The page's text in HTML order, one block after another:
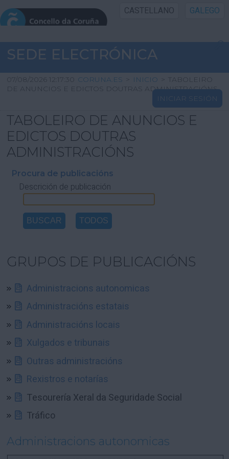
CASTELLANO GALEGO
INICIO SEDE
INICIO
INFORMACIÓN PÚBLICA
CARTAFOL CIDADÁN
UTILIDADES
AXUDA
SEDE ELECTRÓNICA
07/08/2026 12:17:30 CORUNA.ES > INICIO > TABOLEIRO
DE ANUNCIOS E EDICTOS DOUTRAS ADMINISTRACIÓNS
INICIAR SESIÓN
TABOLEIRO DE ANUNCIOS E
EDICTOS DOUTRAS
ADMINISTRACIÓNS
Procura de publicacións
Descrición de publicación
GRUPOS DE PUBLICACIÓNS
Administracions autonomicas
Administracións estatais
Administracións locais
Xulgados e tribunais
Outras administracións
Rexistros e notarías
Tesourería Xeral da Seguridade Social
Tráfico
Administracions autonomicas